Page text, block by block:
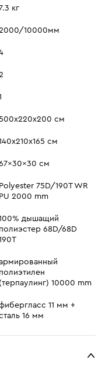
кг
10000мм
см
см
см
Polyester 75D/190T WR
PU 2000 mm
дышащий
полиэстер 68D/68D
полиэтилен
(терпаулинг) 10000 mm
11 мм +
16 мм